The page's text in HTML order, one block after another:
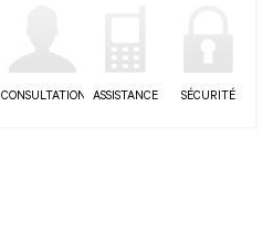
CONSULTATION ASSISTANCE SÉCURITÉ